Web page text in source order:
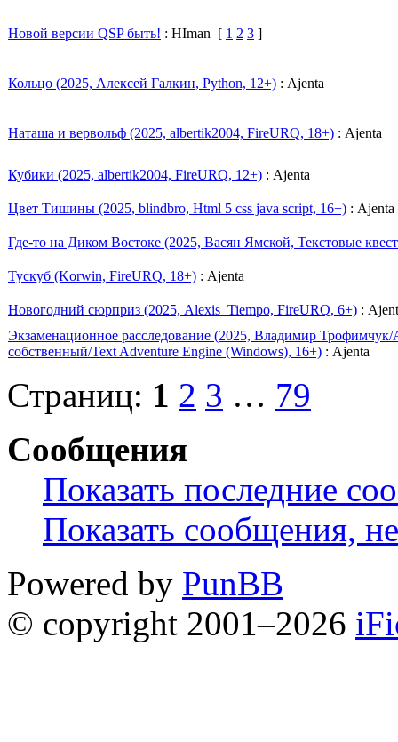
Новой версии QSP быть! : HIman [ 1 2 3 ]
Кольцо (2025, Алексей Галкин, Python, 12+) : Ajenta
Наташа и вервольф (2025, albertik2004, FireURQ, 18+) : Ajenta
Кубики (2025, albertik2004, FireURQ, 12+) : Ajenta
Цвет Тишины (2025, blindbro, Html 5 css java script, 16+) : Ajenta
Где-то на Диком Востоке (2025, Васян Ямской, Текстовые
Тускуб (Korwin, FireURQ, 18+) : Ajenta
Новогодний сюрприз (2025, Alexis_Tiempo, FireURQ, 6+) :
Экзаменационное расследование (2025, Владимир
собственный/Text Adventure Engine (Windows), 16+) : Ajenta
Страниц: 1 2 3 … 79
Сообщения
Показать последние
Показать сообщения,
Powered by PunBB
© copyright 2001–2026